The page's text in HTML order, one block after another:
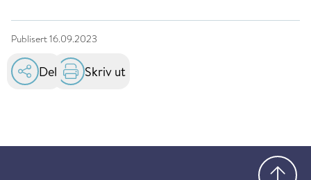
Publisert16.09.2023
Del Skriv ut